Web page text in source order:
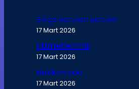
Sıkça sorulan sorular
17 Mart 2026
Hizmetlerimiz
17 Mart 2026
Hakkımızda
17 Mart 2026